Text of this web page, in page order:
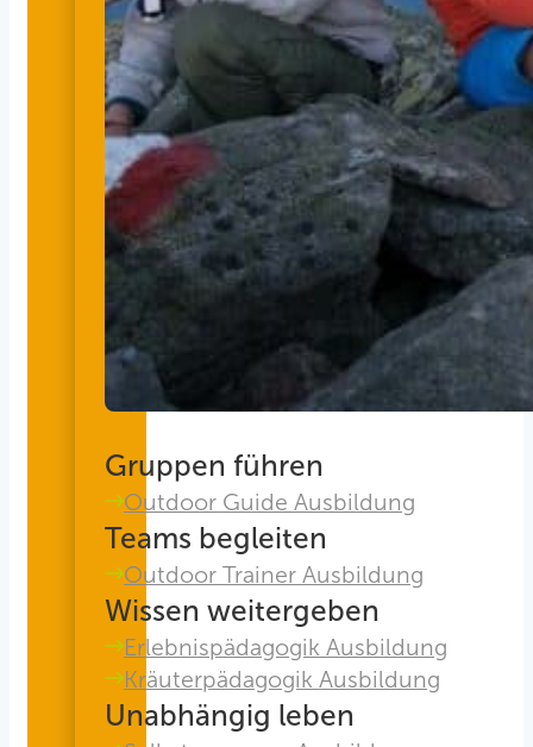
Gruppen führen
Outdoor Guide Ausbildung
Teams begleiten
Outdoor Trainer Ausbildung
Wissen weitergeben
Erlebnispädagogik Ausbildung
Kräuterpädagogik Ausbildung
Unabhängig leben